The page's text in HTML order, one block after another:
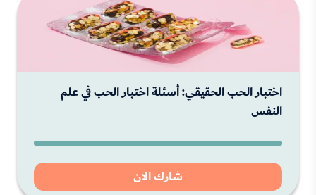
اختبار الحب الحقيقي: أسئلة اختبار الحب في علم
النفس
شارك الان